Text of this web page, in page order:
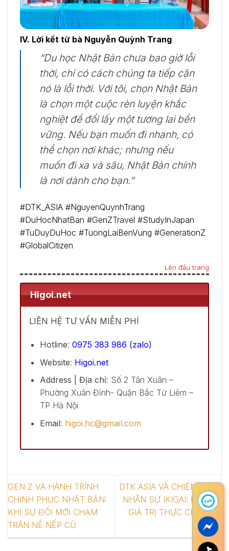
IV. Lời kết từ bà Nguyễn Quỳnh Trang
“Du học Nhật Bản chưa bao giờ lỗi
thời, chỉ có cách chúng ta tiếp cận
nó là lỗi thời. Với tôi, chọn Nhật Bản
là chọn một cuộc rèn luyện khắc
nghiệt để đổi lấy một tương lai bền
vững. Nếu bạn muốn đi nhanh, có
thể chọn nơi khác; nhưng nếu
muốn đi xa và sâu, Nhật Bản chính
là nơi dành cho bạn.”
#DTK_ASIA #NguyenQuynhTrang
#DuHocNhatBan #GenZTravel #StudyInJapan
#TuDuyDuHoc #TuongLaiBenVung #GenerationZ
#GlobalCitizen
Lên đầu trang
Higoi.net
LIÊN HỆ TƯ VẤN MIỄN PHÍ
Hotline: 0975 383 986 (zalo)
Website: Higoi.net
Address | Địa chỉ: Số 2 Tân Xuân –
Phường Xuân Đỉnh- Quận Bắc Từ Liêm –
TP Hà Nội
Email: higoi.hc@gmail.com
GEN Z VÀ HÀNH TRÌNH
CHINH PHỤC NHẬT BẢN:
KHI SỰ ĐỔI MỚI CHẠM
TRÁN NỀ NẾP CŨ
DTK ASIA VÀ CHIẾN LƯỢC
NHÂN SỰ IKIGAI: ĐỊNH VỊ
GIÁ TRỊ THỰC CHO THẾ
HỆ Z